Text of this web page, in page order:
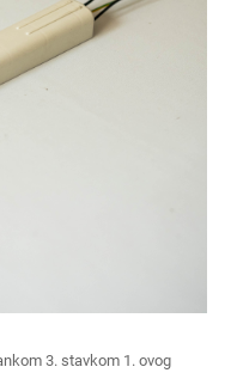
3. stavkom 1. ovog